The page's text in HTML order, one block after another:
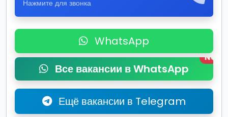
Нажмите для звонка
WhatsApp
Все вакансии в WhatsApp
New
Ещё вакансии в Telegram